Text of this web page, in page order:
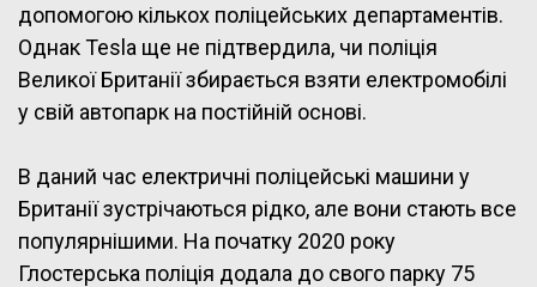
допомогою кількох поліцейських департаментів.
Однак Tesla ще не підтвердила, чи поліція
Великої Британії збирається взяти електромобілі
у свій автопарк на постійній основі.
В даний час електричні поліцейські машини у
Британії зустрічаються рідко, але вони стають все
популярнішими. На початку 2020 року
Глостерська поліція додала до свого парку 75